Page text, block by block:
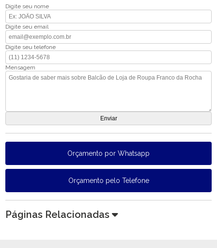
Digite seu nome
Digite seu email
Digite seu telefone
Mensagem
Orçamento por Whatsapp
Orçamento pelo Telefone
Páginas Relacionadas